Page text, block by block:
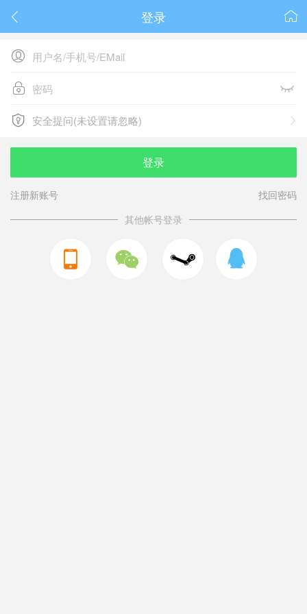
 
登录

 
 
安全提问(未设置请忽略)
安全提问(未设置请忽略)
登录
注册新账号
找回密码
其他帐号登录
  